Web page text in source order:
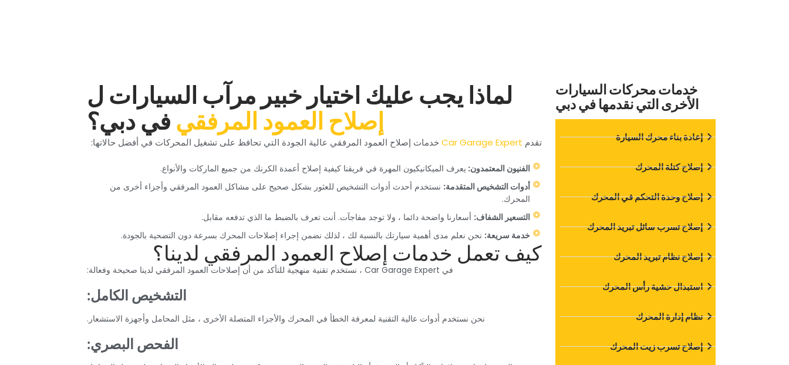
‏خدمات محركات السيارات
الأخرى التي نقدمها في دبي‏
‏إعادة بناء محرك السيارة‏
‏إصلاح كتلة المحرك‏
‏إصلاح وحدة التحكم في المحرك‏
‏إصلاح تسرب سائل تبريد المحرك‏
‏إصلاح نظام تبريد المحرك‏
‏استبدال حشية رأس المحرك‏
‏نظام إدارة المحرك‏
‏إصلاح تسرب زيت المحرك‏
‏لماذا يجب عليك اختيار خبير مرآب السيارات ل‏
‏إصلاح العمود المرفقي‏ ‏في دبي؟‏
‏تقدم ‏ ‏ خدمات إصلاح العمود المرفقي عالية الجودة التي تحافظ على تشغيل المحركات في أفضل حالاتها:‏
‏الفنيون المعتمدون: ‏ ‏يعرف الميكانيكيون المهرة في فريقنا كيفية إصلاح أعمدة الكرنك من جميع الماركات والأنواع.‏
‏أدوات التشخيص المتقدمة:‏ ‏ نستخدم أحدث أدوات التشخيص للعثور بشكل صحيح على مشاكل العمود المرفقي وأجزاء أخرى من
المحرك.‏
‏التسعير الشفاف:‏ ‏ أسعارنا واضحة دائما ، ولا توجد مفاجآت. أنت تعرف بالضبط ما الذي تدفعه مقابل.‏
‏خدمة سريعة:‏ ‏ نحن نعلم مدى أهمية سيارتك بالنسبة لك ، لذلك نضمن إجراء إصلاحات المحرك بسرعة دون التضحية بالجودة.‏
‏كيف تعمل خدمات إصلاح العمود المرفقي لدينا؟‏
‏في Car Garage Expert ، نستخدم تقنية منهجية للتأكد من أن إصلاحات العمود المرفقي لدينا صحيحة وفعالة:‏
‏التشخيص الكامل:‏
‏نحن نستخدم أدوات عالية التقنية لمعرفة الخطأ في المحرك والأجزاء المتصلة الأخرى ، مثل المحامل وأجهزة الاستشعار.‏
‏الفحص البصري:‏